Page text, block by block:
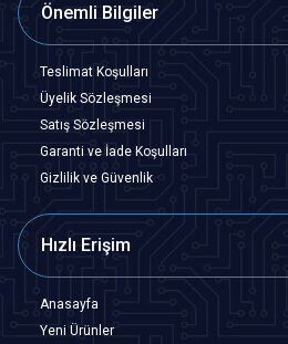
Önemli Bilgiler
Teslimat Koşulları
Üyelik Sözleşmesi
Satış Sözleşmesi
Garanti ve İade Koşulları
Gizlilik ve Güvenlik
Hızlı Erişim
Anasayfa
Yeni Ürünler